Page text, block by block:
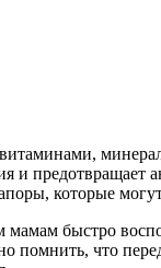
и
которые
мамам быстро
помнить, что